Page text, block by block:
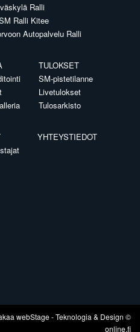
Ralli
Ralli Kitee
Autopalvelu Ralli
TULOKSET
SM-pistetilanne
Livetulokset
Tulosarkisto
YHTEYSTIEDOT
webStage- Teknologia & Design ©
online.fi